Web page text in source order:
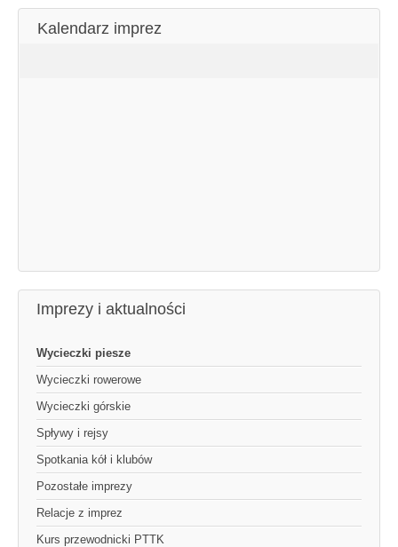
Kalendarz imprez
Imprezy i aktualności
Wycieczki piesze
Wycieczki rowerowe
Wycieczki górskie
Spływy i rejsy
Spotkania kół i klubów
Pozostałe imprezy
Relacje z imprez
Kurs przewodnicki PTTK